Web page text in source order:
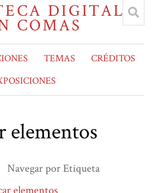
TEMAS
CRÉDITOS
elementos
Navegar por Etiqueta